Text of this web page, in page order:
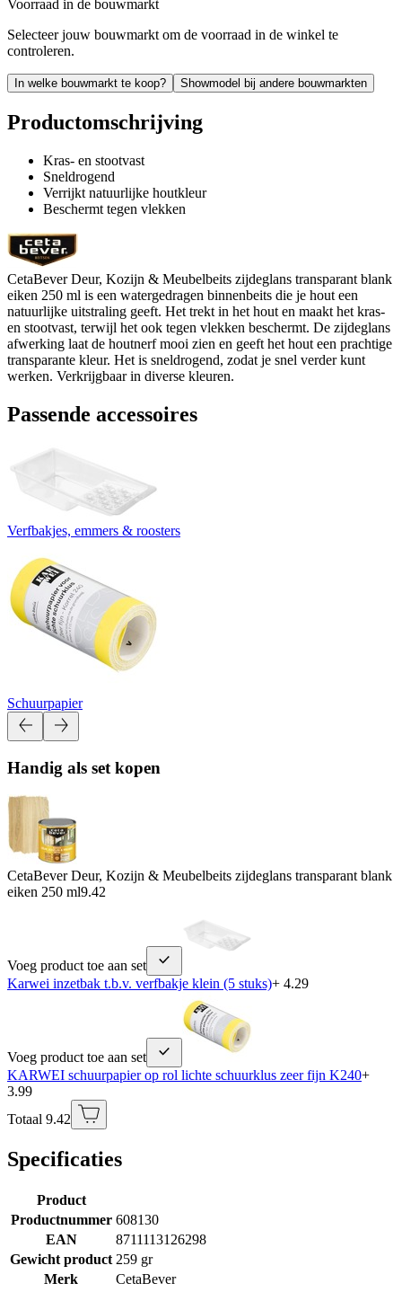
Voorraad in de bouwmarkt
Selecteer jouw bouwmarkt om de voorraad in de winkel te
controleren.
In welke bouwmarkt te koop? Showmodel bij andere bouwmarkten
Productomschrijving
Kras- en stootvast
Sneldrogend
Verrijkt natuurlijke houtkleur
Beschermt tegen vlekken
CetaBever Deur, Kozijn & Meubelbeits zijdeglans transparant blank
eiken 250 ml is een watergedragen binnenbeits die je hout een
natuurlijke uitstraling geeft. Het trekt in het hout en maakt het kras-
en stootvast, terwijl het ook tegen vlekken beschermt. De zijdeglans
afwerking laat de houtnerf mooi zien en geeft het hout een prachtige
transparante kleur. Het is sneldrogend, zodat je snel verder kunt
werken. Verkrijgbaar in diverse kleuren.
Passende accessoires
Verfbakjes, emmers & roosters
Schuurpapier
Handig als set kopen
CetaBever Deur, Kozijn & Meubelbeits zijdeglans transparant blank
eiken 250 ml9.42
Voeg product toe aan set
Karwei inzetbak t.b.v. verfbakje klein (5 stuks)+ 4.29
Voeg product toe aan set
KARWEI schuurpapier op rol lichte schuurklus zeer fijn K240+
3.99
Totaal 9.42
Specificaties
Product
Productnummer 608130
EAN
8711113126298
Gewicht product 259 gr
Merk
CetaBever